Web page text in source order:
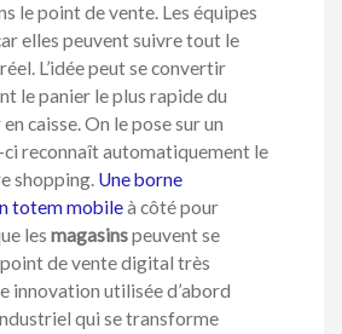
le point de vente. Les équipes
elles peuvent suivre tout le
L’idée peut se convertir
le panier le plus rapide du
caisse. On le pose sur un
reconnaît automatiquement le
shopping. Une borne
totem mobileà côté pour
les magasinspeuvent se
de vente digital très
innovation utilisée d’abord
qui se transforme